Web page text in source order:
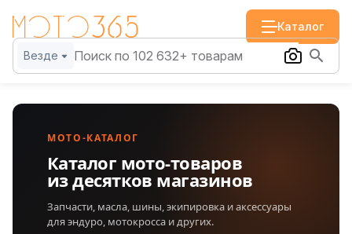
Каталог
Везде
МОТО-КАТАЛОГ
Каталог мото-товаров
из десятков магазинов
Запчасти, масла, шины, экипировка и аксессуары
для эндуро, мотокросса и других.